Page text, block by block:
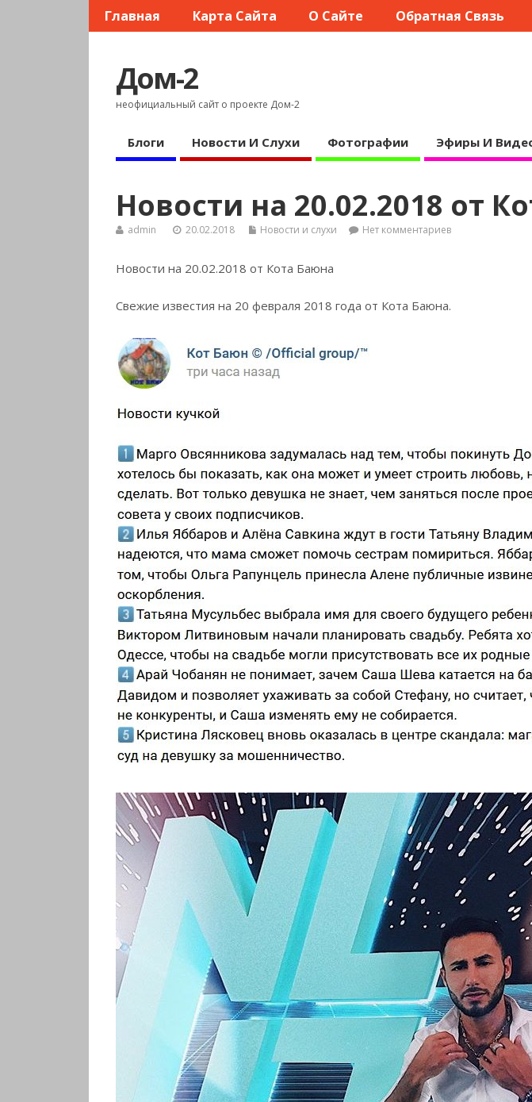
Главная Карта Сайта О Сайте Обратная Связь
Дом-2
неофициальный сайт о проекте Дом-2
Блоги Новости И Слухи Фотографии Эфиры И
Новости на 20.02.2018 от
admin 20.02.2018 Новости и слухи Нет комментариев
Новости на 20.02.2018 от Кота Баюна
Свежие известия на 20 февраля 2018 года от Кота Баюна.